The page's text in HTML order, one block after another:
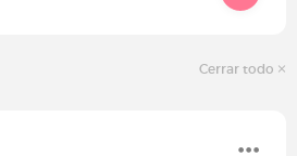
Cerrar todo